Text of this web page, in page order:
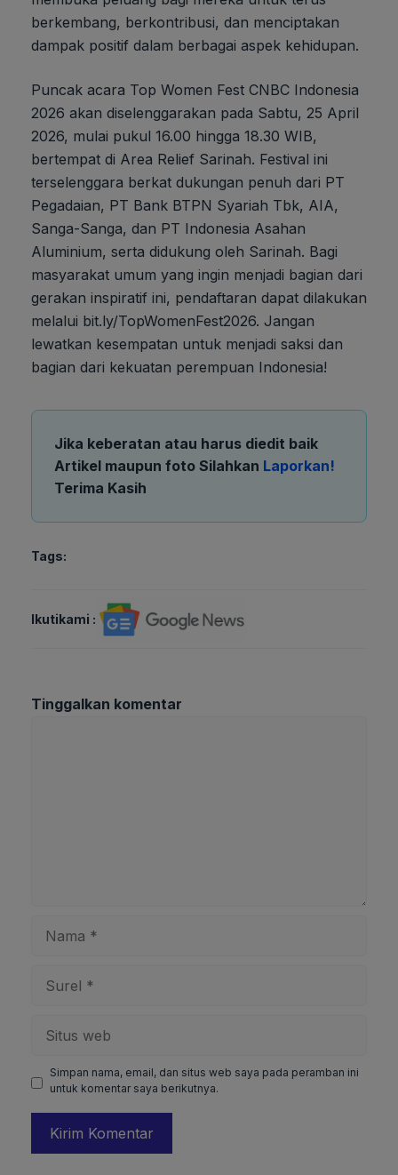
berkembang, berkontribusi, dan menciptakan
dampak positif dalam berbagai aspek kehidupan.
Puncak acara Top Women Fest CNBC Indonesia
2026 akan diselenggarakan pada Sabtu, 25 April
2026, mulai pukul 16.00 hingga 18.30 WIB,
bertempat di Area Relief Sarinah. Festival ini
terselenggara berkat dukungan penuh dari PT
Pegadaian, PT Bank BTPN Syariah Tbk, AIA,
Sanga-Sanga, dan PT Indonesia Asahan
Aluminium, serta didukung oleh Sarinah. Bagi
masyarakat umum yang ingin menjadi bagian dari
gerakan inspiratif ini, pendaftaran dapat dilakukan
melalui bit.ly/TopWomenFest2026. Jangan
lewatkan kesempatan untuk menjadi saksi dan
bagian dari kekuatan perempuan Indonesia!
Jika keberatan atau harus diedit baik
Artikel maupun foto Silahkan Laporkan!
Terima Kasih
Tags:
Ikutikami :
Tinggalkan komentar
web
Simpan nama, email, dan situs web saya pada peramban ini
untuk komentar saya berikutnya.